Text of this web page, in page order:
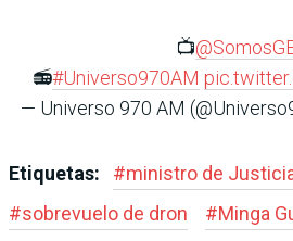
📺
📻#Universo970AM
— Universo 970 AM
Etiquetas: #ministro de
#sobrevuelo de dron #Minga